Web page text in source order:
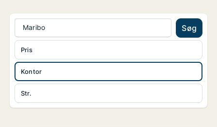
Maribo Søg
Kontor
Str.
Pris